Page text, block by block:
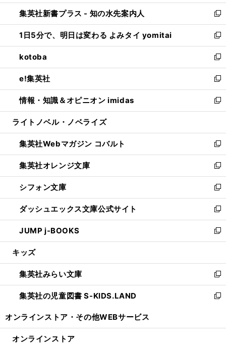
開
く
ン
ド
ウ
で
開
く
ウ
ィ
ン
ド
ウ
で
開
く
し
い
ウ
ィ
ン
ド
ウ
で
開
く
集英社新書プラス - 知の水先案内人
新
し
い
ウ
ィ
ン
ド
ウ
で
開
1日5分で、明日は変わる よみタイ yomitai
新
し
い
ウ
ィ
ン
ド
ウ
開
く
kotoba
新
し
い
ウ
ィ
ン
ウ
で
開
く
e!集英社
新
し
い
ウ
ン
ド
ウ
で
開
く
情報・知識＆オピニオン imidas
新
し
ウ
ィ
ン
ド
ウ
で
開
く
ライトノベル・ノベライズ
集英社Webマガジン コバルト
新
し
い
ウ
ィ
ン
ド
ウ
で
開
集英社オレンジ文庫
新
し
い
ウ
ィ
ン
ド
ウ
開
く
シフォン文庫
新
し
い
ウ
ィ
ン
ウ
で
開
く
ダッシュエックス文庫公式サイト
新
し
い
ウ
ン
ド
ウ
で
JUMP j-BOOKS
新
し
ウ
ィ
ン
ド
開
キッズ
集英社みらい文庫
新
し
い
ン
集英社の児童図書 S-KIDS.LAND
新
ウ
オンラインストア・ その他WEBサービス
オンラインストア